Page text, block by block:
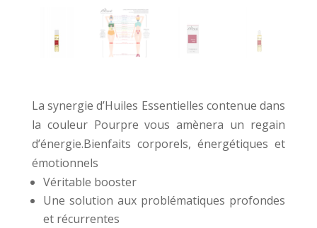
La synergie d’Huiles Essentielles contenue dans
la couleur Pourpre vous amènera un regain
d’énergie.Bienfaits corporels, énergétiques et
émotionnels
Véritable booster
Une solution aux problématiques profondes
et récurrentes